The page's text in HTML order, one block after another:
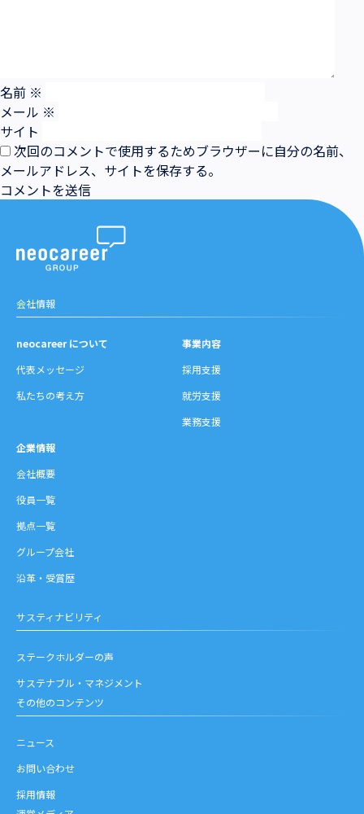
名前 ※
メール ※
サイト
次回のコメントで使用するためブラウザーに自分の名前、
メールアドレス、サイトを保存する。
会社情報
neocareer について
代表メッセージ
私たちの考え方
事業内容
採用支援
就労支援
業務支援
企業情報
会社概要
役員一覧
拠点一覧
グループ会社
沿革・受賞歴
サスティナビリティ
ステークホルダーの声
サステナブル・マネジメント
その他のコンテンツ
ニュース
お問い合わせ
採用情報